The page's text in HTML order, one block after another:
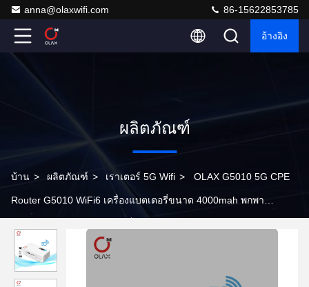
anna@olaxwifi.com 86-15622853785
อ้างอิง
ผลิตภัณฑ์
บ้าน > ผลิตภัณฑ์ > เราเตอร์ 5G Wifi > OLAX G5010 5G CPE
Router G5010 WiFi6 เครื่องแบตเตอรี่ขนาด 4000mah พกพา